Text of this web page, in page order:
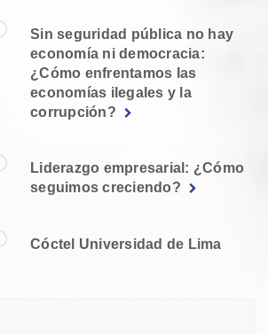
Sin seguridad pública no hay
economía ni democracia:
¿Cómo enfrentamos las
economías ilegales y la
corrupción?
Liderazgo empresarial: ¿Cómo
seguimos creciendo?
Cóctel Universidad de Lima